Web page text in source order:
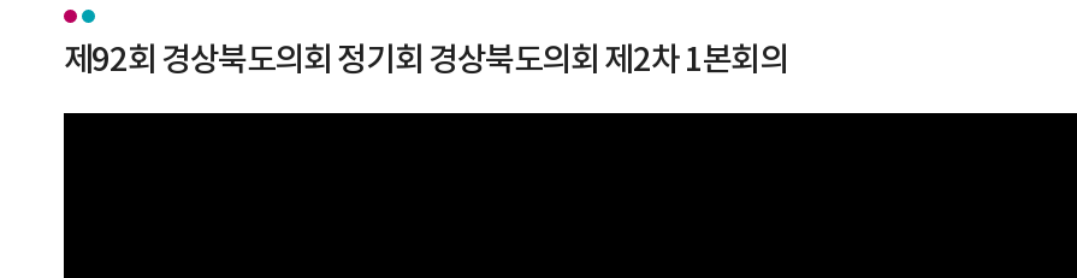
제92회 경상북도의회 정기회 경상북도의회 제2차 1본회의